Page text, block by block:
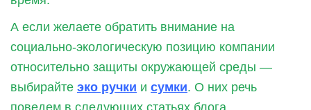
А если желаете обратить внимание на
социально-экологическую позицию компании
относительно защиты окружающей среды —
выбирайте эко ручки и сумки. О них речь